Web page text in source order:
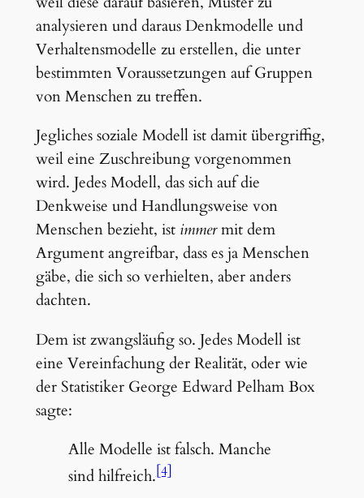
analysieren und daraus Denkmodelle und
Verhaltensmodelle zu erstellen, die unter
bestimmten Voraussetzungen auf Gruppen
von Menschen zu treffen.
Jegliches soziale Modell ist damit übergriffig,
weil eine Zuschreibung vorgenommen
wird. Jedes Modell, das sich auf die
Denkweise und Handlungsweise von
Menschen bezieht, ist immermit dem
Argument angreifbar, dass es ja Menschen
gäbe, die sich so verhielten, aber anders
dachten.
Dem ist zwangsläufig so. Jedes Modell ist
eine Vereinfachung der Realität, oder wie
der Statistiker George Edward Pelham Box
sagte:
Alle Modelle ist falsch. Manche
sind hilfreich.[4]